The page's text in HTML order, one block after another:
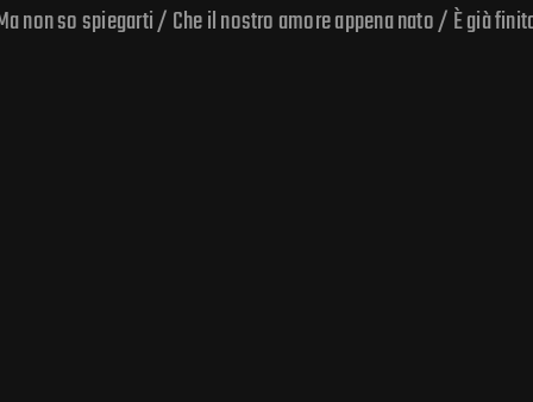
non so spiegarti / Che il nostro amore appena nato / È già